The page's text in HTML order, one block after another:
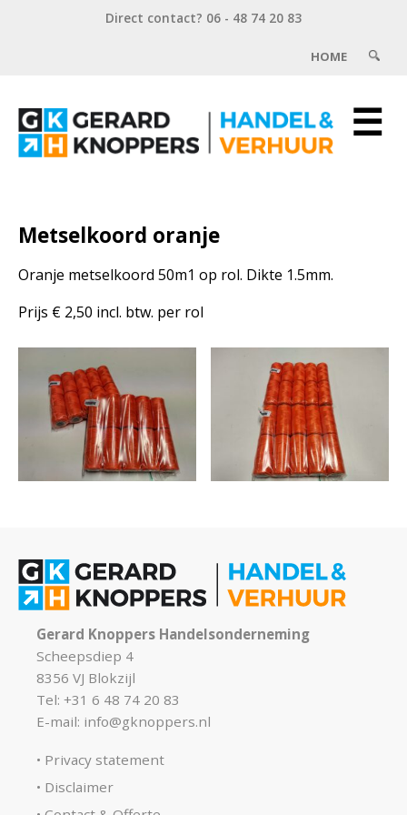
Direct contact? 06 - 48 74 20 83
HOME
☰
Metselkoord oranje
Oranje metselkoord 50m1 op rol. Dikte 1.5mm.
Prijs € 2,50 incl. btw. per rol
Gerard Knoppers Handelsonderneming
Scheepsdiep 4
8356 VJ Blokzijl
Tel: +31 6 48 74 20 83
E-mail: info@gknoppers.nl
Privacy statement
Disclaimer